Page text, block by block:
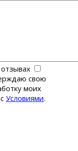
свою
моих
Условиями.